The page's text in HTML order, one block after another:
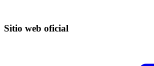
Sitio web oficial